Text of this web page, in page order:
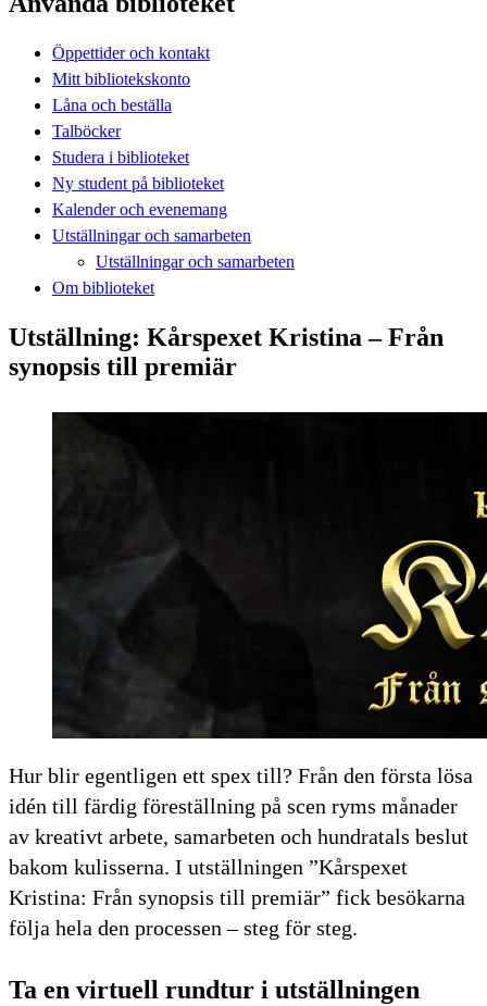
Öppettider och kontakt
Mitt bibliotekskonto
Låna och beställa
Talböcker
Studera i biblioteket
Ny student på biblioteket
Kalender och evenemang
Utställningar och samarbeten
Utställningar och samarbeten
Om biblioteket
Utställning: Kårspexet Kristina – Från
synopsis till premiär
Hur blir egentligen ett spex till? Från den första lösa
idén till färdig föreställning på scen ryms månader
av kreativt arbete, samarbeten och hundratals beslut
bakom kulisserna. I utställningen ”Kårspexet
Kristina: Från synopsis till premiär” fick besökarna
följa hela den processen – steg för steg.
Ta en virtuell rundtur i utställningen